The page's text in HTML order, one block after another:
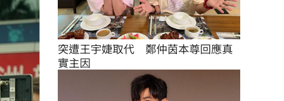
突遭王宇婕取代　鄭仲茵本尊回應真
實主因